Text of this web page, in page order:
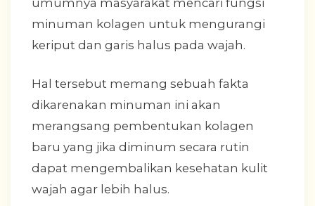
minuman kolagen untuk mengurangi
keriput dan garis halus pada wajah.
Hal tersebut memang sebuah fakta
dikarenakan minuman ini akan
merangsang pembentukan kolagen
baru yang jika diminum secara rutin
dapat mengembalikan kesehatan kulit
wajah agar lebih halus.